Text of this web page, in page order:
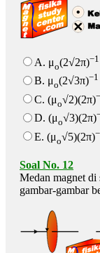
A. μo(2√2π)−1
B. μo(2√3π)−1
C. (μo√2)(2π)
D. (μo√3)(2π)
E. (μo√5)(2π)
Soal No. 12
Medan magnet di
gambar-gambar